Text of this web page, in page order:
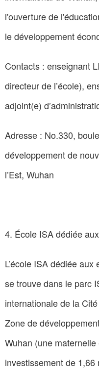
l'ouverture de
le développement
Contacts : enseignant
directeur de l’école),
adjoint(e)
Adresse : No.330,
développement de
l’Est, Wuhan
4. École ISA dédiée
L’école ISA dédiée
se trouve dans le parc
internationale de la
Zone de
Wuhan (une
investissement de